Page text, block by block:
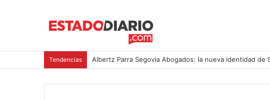
Tendencias Albertz Parra Segovia Abogados: la nueva identidad de